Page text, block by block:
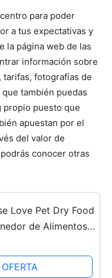
para poder
a tus expectativas y
la página web de las
información sobre
fotografías de
también puedas
propio puesto que
apuestan por el
del valor de
conocer otras
Love Pet Dry Food
de Alimentos